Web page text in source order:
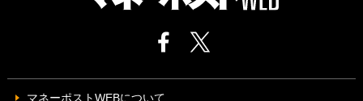
マネーポストWEBについて